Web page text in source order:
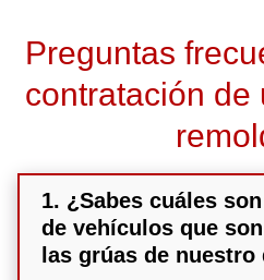
Preguntas
contratación de
1. ¿Sabes cuáles
de vehículos que
las grúas de